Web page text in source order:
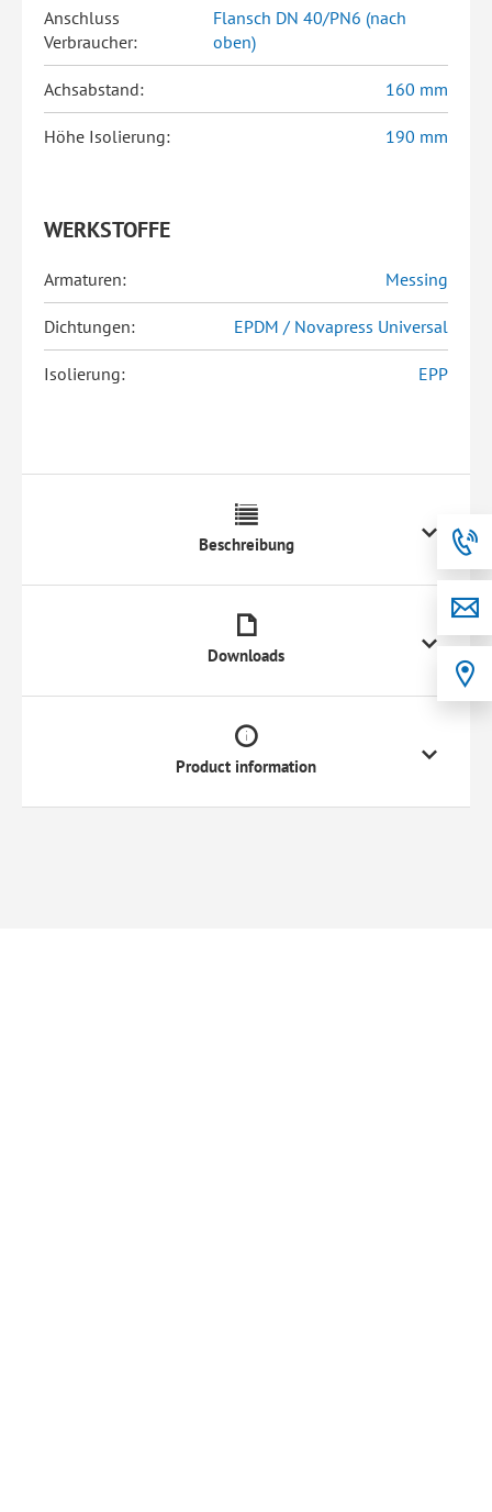
Anschluss
Verbraucher:
Flansch DN 40/PN6 (nach
oben)
Achsabstand: 160 mm
Höhe Isolierung: 190 mm
WERKSTOFFE
Armaturen: Messing
Dichtungen: EPDM / Novapress Universal
Isolierung: EPP
Beschreibung
Downloads
Product information